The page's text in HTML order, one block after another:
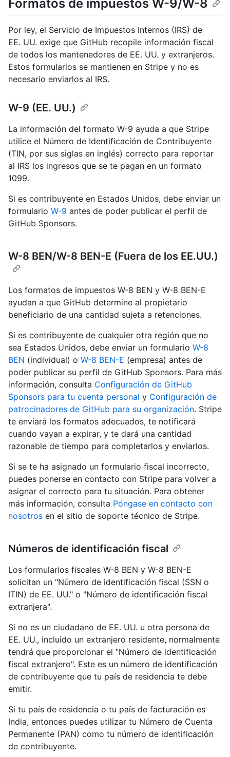
Formatos de impuestos W-9/W-8
Por ley, el Servicio de Impuestos Internos (IRS) de
EE. UU. exige que GitHub recopile información fiscal
de todos los mantenedores de EE. UU. y extranjeros.
Estos formularios se mantienen en Stripe y no es
necesario enviarlos al IRS.
W-9 (EE. UU.)
La información del formato W-9 ayuda a que Stripe
utilice el Número de Identificación de Contribuyente
(TIN, por sus siglas en inglés) correcto para reportar
al IRS los ingresos que se te pagan en un formato
1099.
Si es contribuyente en Estados Unidos, debe enviar un
formulario W-9 antes de poder publicar el perfil de
GitHub Sponsors.
W-8 BEN/W-8 BEN-E (Fuera de los EE.UU.)
Los formatos de impuestos W-8 BEN y W-8 BEN-E
ayudan a que GitHub determine al propietario
beneficiario de una cantidad sujeta a retenciones.
Si es contribuyente de cualquier otra región que no
sea Estados Unidos, debe enviar un formulario W-8
BEN (individual) o W-8 BEN-E (empresa) antes de
poder publicar su perfil de GitHub Sponsors. Para más
información, consulta Configuración de GitHub
Sponsors para tu cuenta personal y Configuración de
patrocinadores de GitHub para su organización. Stripe
te enviará los formatos adecuados, te notificará
cuando vayan a expirar, y te dará una cantidad
razonable de tiempo para completarlos y enviarlos.
Si se te ha asignado un formulario fiscal incorrecto,
puedes ponerse en contacto con Stripe para volver a
asignar el correcto para tu situación. Para obtener
más información, consulta Póngase en contacto con
nosotros en el sitio de soporte técnico de Stripe.
Números de identificación fiscal
Los formularios fiscales W-8 BEN y W-8 BEN-E
solicitan un "Número de identificación fiscal (SSN o
ITIN) de EE. UU." o "Número de identificación fiscal
extranjera".
Si no es un ciudadano de EE. UU. u otra persona de
EE. UU., incluido un extranjero residente, normalmente
tendrá que proporcionar el "Número de identificación
fiscal extranjero". Este es un número de identificación
de contribuyente que tu país de residencia te debe
emitir.
Si tu país de residencia o tu país de facturación es
India, entonces puedes utilizar tu Número de Cuenta
Permanente (PAN) como tu número de identificación
de contribuyente.